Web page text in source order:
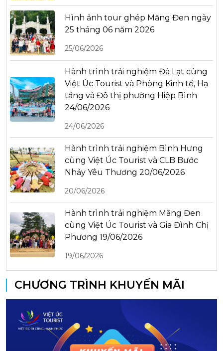
Hình ảnh tour ghép Măng Đen ngày
25 tháng 06 năm 2026
25/06/2026
Hành trình trải nghiệm Đà Lạt cùng
Việt Úc Tourist và Phòng Kinh tế, Hạ
tầng và Đô thị phường Hiệp Bình
24/06/2026
24/06/2026
Hành trình trải nghiệm Bình Hưng
cùng Việt Úc Tourist và CLB Bước
Nhảy Yêu Thương 20/06/2026
20/06/2026
Hành trình trải nghiệm Măng Đen
cùng Việt Úc Tourist và Gia Đình Chị
Phương 19/06/2026
19/06/2026
CHƯƠNG TRÌNH KHUYẾN MÃI